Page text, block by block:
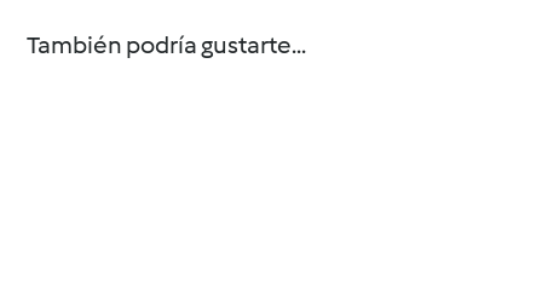
También podría gustarte...